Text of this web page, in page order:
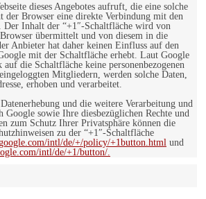
dieses Angebotes aufruft, die eine solche
der Browser eine direkte Verbindung mit den
Der Inhalt der “+1″-Schaltfläche wird von
übermittelt und von diesem in die
Anbieter hat daher keinen Einfluss auf den
mit der Schaltfläche erhebt. Laut Google
die Schaltfläche keine personenbezogenen
Mitgliedern, werden solche Daten,
erhoben und verarbeitet.
und die weitere Verarbeitung und
Google sowie Ihre diesbezüglichen Rechte und
zum Schutz Ihrer Privatsphäre können die
zu der “+1″-Schaltfläche
intl/de/+/policy/+1button.html und
intl/de/+1/button/.